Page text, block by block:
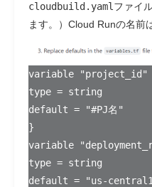
cloudbuild.yaml ファイ
ます。）Cloud Runの名前
variable "project_id"
type = string
default = "#PJ名"
}
variable
type = string
default = "us-